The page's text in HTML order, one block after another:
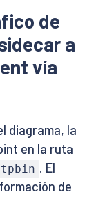
de
a
vía
diagrama, la
en la ruta
. El
de